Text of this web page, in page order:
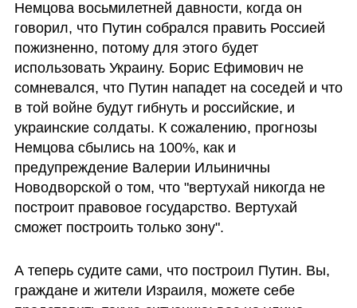
Немцова восьмилетней давности, когда он
говорил, что Путин собрался править Россией
пожизненно, потому для этого будет
использовать Украину. Борис Ефимович не
сомневался, что Путин нападет на соседей и что
в той войне будут гибнуть и российские, и
украинские солдаты. К сожалению, прогнозы
Немцова сбылись на 100%, как и
предупреждение Валерии Ильиничны
Новодворской о том, что "вертухай никогда не
построит правовое государство. Вертухай
сможет построить только зону".
А теперь судите сами, что построил Путин. Вы,
граждане и жители Израиля, можете себе